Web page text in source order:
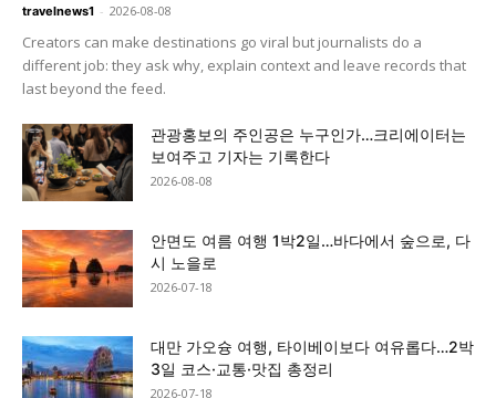
travelnews1 - 2026-08-08
Creators can make destinations go viral but journalists do a
different job: they ask why, explain context and leave records that
last beyond the feed.
관광홍보의 주인공은 누구인가…크리에이터는
보여주고 기자는 기록한다
2026-08-08
안면도 여름 여행 1박2일…바다에서 숲으로, 다
시 노을로
2026-07-18
대만 가오슝 여행, 타이베이보다 여유롭다…2박
3일 코스·교통·맛집 총정리
2026-07-18